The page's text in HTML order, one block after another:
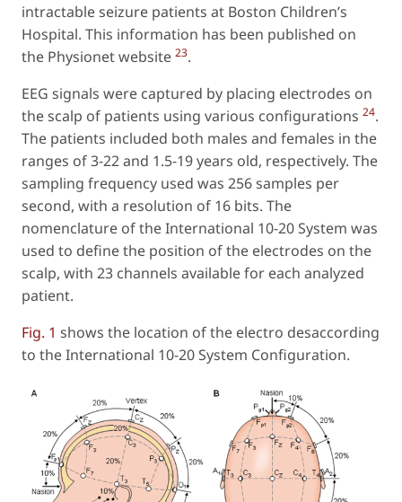
intractable seizure patients at Boston Children’s
Hospital. This information has been published on
the Physionet website 23.
EEG signals were captured by placing electrodes on
the scalp of patients using various configurations 24.
The patients included both males and females in the
ranges of 3-22 and 1.5-19 years old, respectively. The
sampling frequency used was 256 samples per
second, with a resolution of 16 bits. The
nomenclature of the International 10-20 System was
used to define the position of the electrodes on the
scalp, with 23 channels available for each analyzed
patient.
Fig. 1 shows the location of the electro desaccording
to the International 10-20 System Configuration.